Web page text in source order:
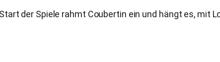
der Spiele rahmt Coubertin ein und hängt es, mit